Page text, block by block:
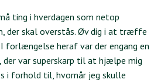
ting i hverdagen som netop
der skal overstås. Øv dig i at træffe
forlængelse heraf var der engang en
der var superskarp til at hjælpe mig
i forhold til, hvornår jeg skulle